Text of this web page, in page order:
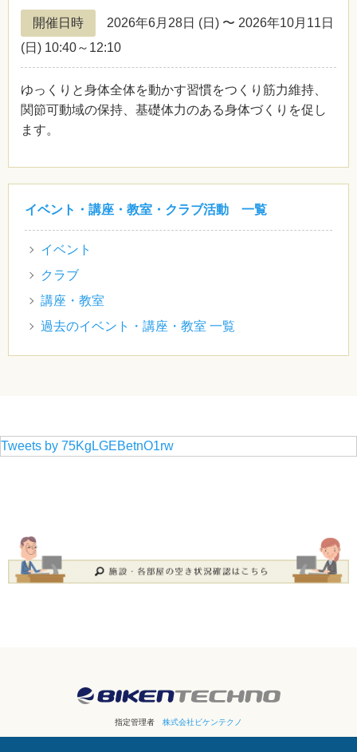
開催日時 2026年6月28日 (日) 〜 2026年10月11日
(日) 10:40～12:10
ゆっくりと身体全体を動かす習慣をつくり筋力維持、
関節可動域の保持、基礎体力のある身体づくりを促し
ます。
イベント・講座・教室・クラブ活動 一覧
イベント
クラブ
講座・教室
過去のイベント・講座・教室 一覧
Tweets by 75KgLGEBetnO1rw
指定管理者 株式会社ビケンテクノ